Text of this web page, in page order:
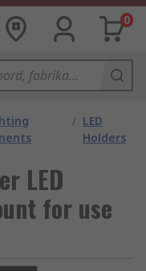
0
/ LED
Holders
LED
for use